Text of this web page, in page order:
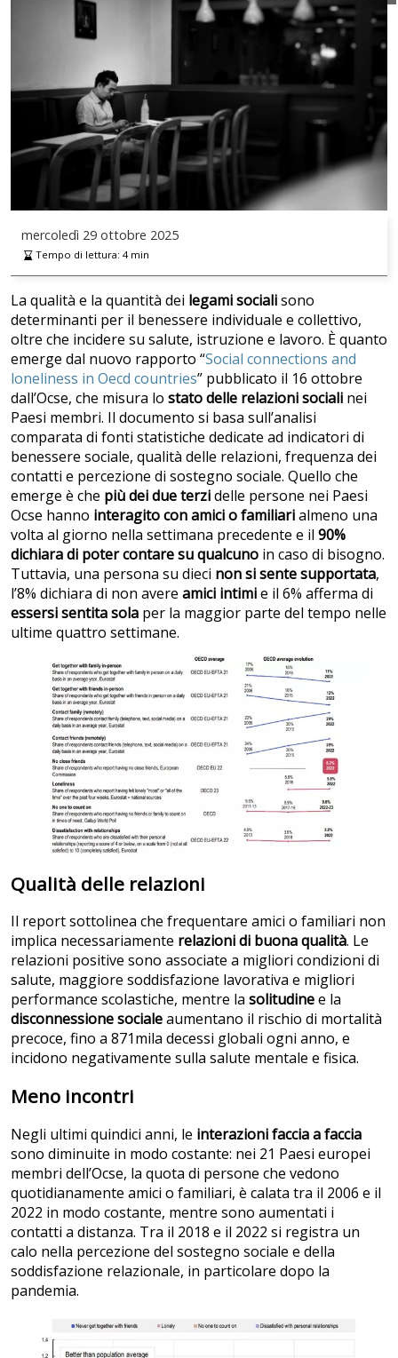
mercoledì 29 ottobre 2025
Tempo di lettura: 4min
La qualità e la quantità dei legami socialisono
determinanti per il benessere individuale e collettivo,
oltre che incidere su salute, istruzione e lavoro. È quanto
emerge dal nuovo rapporto “Social connections and
loneliness in Oecd countries” pubblicato il 16 ottobre
dall’Ocse, che misura lo stato delle relazioni sociali nei
Paesi membri. Il documento si basa sull’analisi
comparata di fonti statistiche dedicate ad indicatori di
benessere sociale, qualità delle relazioni, frequenza dei
contatti e percezione di sostegno sociale. Quello che
emerge è che più dei due terzidelle persone nei Paesi
Ocse hanno interagito con amici o familiarialmeno una
volta al giorno nella settimana precedente e il 90%
dichiara di poter contare su qualcuno in caso di bisogno.
Tuttavia, una persona su dieci non si sente supportata,
l’8% dichiara di non avere amici intimie il 6% afferma di
essersi sentita sola per la maggior parte del tempo nelle
ultime quattro settimane.
Qualità delle relazioni
Il report sottolinea che frequentare amici o familiari non
implica necessariamente relazioni di buona qualità. Le
relazioni positive sono associate a migliori condizioni di
salute, maggiore soddisfazione lavorativa e migliori
performance scolastiche, mentre la solitudinee la
disconnessione socialeaumentano il rischio di mortalità
precoce, fino a 871mila decessi globali ogni anno, e
incidono negativamente sulla salute mentale e fisica.
Meno incontri
Negli ultimi quindici anni, le interazioni faccia a faccia
sono diminuite in modo costante: nei 21 Paesi europei
membri dell’Ocse, la quota di persone che vedono
quotidianamente amici o familiari, è calata tra il 2006 e il
2022 in modo costante, mentre sono aumentati i
contatti a distanza. Tra il 2018 e il 2022 si registra un
calo nella percezione del sostegno sociale e della
soddisfazione relazionale, in particolare dopo la
pandemia.